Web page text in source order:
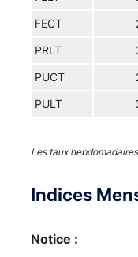
FECT
PRLT
PUCT
PULT
Les taux
Indices
Notice :